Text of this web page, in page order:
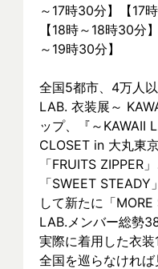
～17時30分】【17
【18時～18時30分
～19時30分】
全国5都市、4万⼈
LAB. 衣装展～
ップ、『～KAWAII
CLOSET in 大丸東
「FRUITS ZIPPER
「SWEET
して新たに「
LAB.メンバー総勢
実際に着⽤した衣装
全国を巡らなけれ